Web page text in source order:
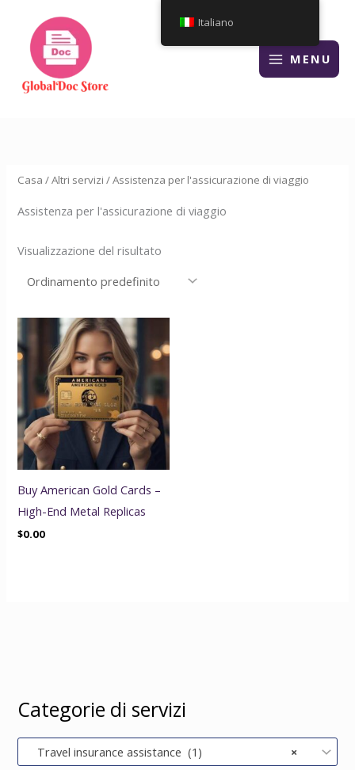
contenuto
MENU
Casa /Altri servizi / Assistenza per l'assicurazione di viaggio
Assistenza per l'assicurazione di viaggio
Visualizzazione del risultato
Buy American Gold Cards –
High-End Metal Replicas
$0.00
Categorie di servizi
×
Travel insurance assistance (1)
Italiano